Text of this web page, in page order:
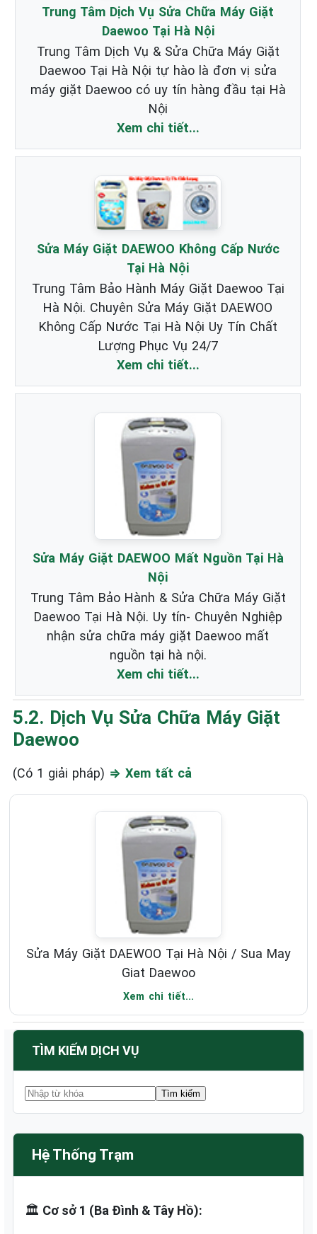
Trung Tâm Dịch Vụ Sửa Chữa Máy Giặt
Daewoo Tại Hà Nội
Trung Tâm Dịch Vụ & Sửa Chữa Máy Giặt
Daewoo Tại Hà Nội tự hào là đơn vị sửa
máy giặt Daewoo có uy tín hàng đầu tại Hà
Nội
Xem chi tiết...
Sửa Máy Giặt DAEWOO Không Cấp Nước
Tại Hà Nội
Trung Tâm Bảo Hành Máy Giặt Daewoo Tại
Hà Nội. Chuyên Sửa Máy Giặt DAEWOO
Không Cấp Nước Tại Hà Nội Uy Tín Chất
Lượng Phục Vụ 24/7
Xem chi tiết...
Sửa Máy Giặt DAEWOO Mất Nguồn Tại Hà
Nội
Trung Tâm Bảo Hành & Sửa Chữa Máy Giặt
Daewoo Tại Hà Nội. Uy tín- Chuyên Nghiệp
nhận sửa chữa máy giặt Daewoo mất
nguồn tại hà nội.
Xem chi tiết...
5.2. Dịch Vụ Sửa Chữa Máy Giặt
Daewoo
(Có 1 giải pháp) ⇒ Xem tất cả
Sửa Máy Giặt DAEWOO Tại Hà Nội / Sua May
Giat Daewoo
Xem chi tiết...
TÌM KIẾM DỊCH VỤ
Hệ Thống Trạm
🏛️ Cơ sở 1 (Ba Đình & Tây Hồ):